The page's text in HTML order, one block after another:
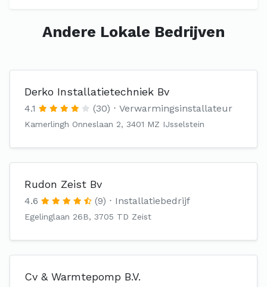
Andere Lokale Bedrijven
Derko Installatietechniek Bv
4.1 (30) Verwarmingsinstallateur
Kamerlingh Onneslaan 2, 3401 MZ IJsselstein
Rudon Zeist Bv
4.6 (9) Installatiebedrijf
Egelinglaan 26B, 3705 TD Zeist
Cv & Warmtepomp B.V.